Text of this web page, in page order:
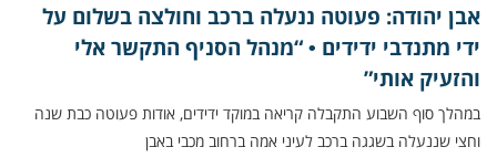
אבן יהודה: פעוטה ננעלה ברכב וחולצה בשלום על
ידי מתנדבי ידידים • “מנהל הסניף התקשר אלי
והזעיק אותי”
במהלך סוף השבוע התקבלה קריאה במוקד ידידים, אודות פעוטה כבת שנה
וחצי שננעלה בשגגה ברכב לעיני אמה ברחוב מכבי באבן